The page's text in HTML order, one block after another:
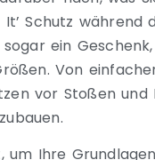
Schutz
ein
Von
vor Stoßen
um Ihre